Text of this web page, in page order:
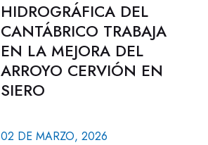
HIDROGRÁFICA DEL
CANTÁBRICO TRABAJA
EN LA MEJORA DEL
ARROYO CERVIÓN EN
SIERO
02 DE MARZO, 2026